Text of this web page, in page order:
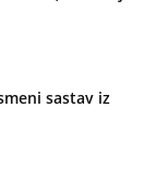
sastav iz